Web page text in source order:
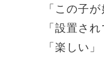
「この子
「設置さ
「楽しい」